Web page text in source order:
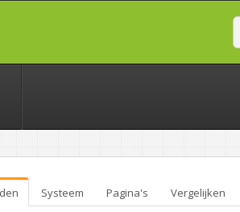
Systeem Pagina's Vergelijken